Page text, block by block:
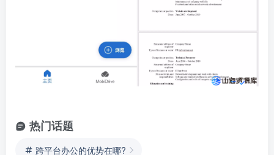
热门话题
跨平台办公的优势在哪?